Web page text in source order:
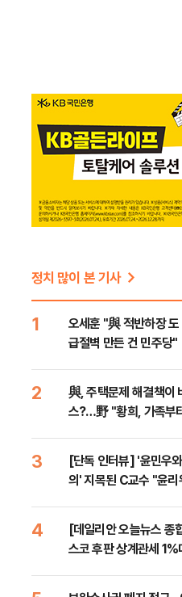
정치 많이 본 기사
1
오세훈 "與 적반하장
급절벽 만든 건 민주당"
2
與, 주택문제 해결책이
스?…野 "황희, 가족부
3
[단독 인터뷰] '윤민우
의' 지목된 C교수 "윤
4
[데일리안 오늘뉴스 종
스코 후판 상계관세